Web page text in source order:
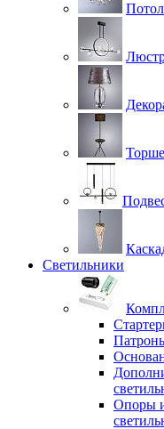
Светильники
Опоры